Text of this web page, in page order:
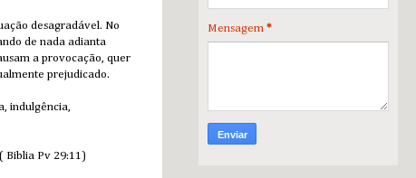
desagradável. No
de nada adianta
a provocação, quer
prejudicado.
indulgência,
Biblia Pv 29:11)
Mensagem *